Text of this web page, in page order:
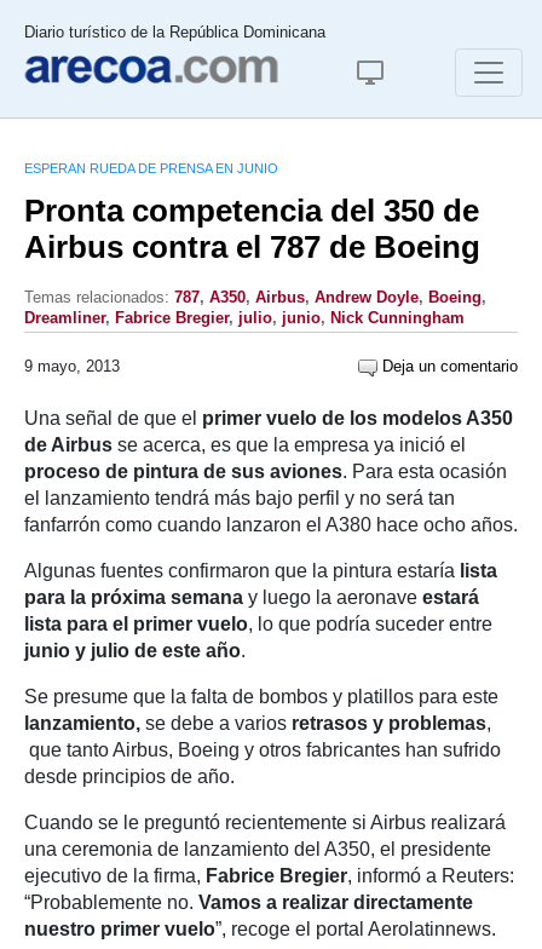
Diario turístico de la República Dominicana
ESPERAN RUEDA DE PRENSA EN JUNIO
Pronta competencia del 350 de
Airbus contra el 787 de Boeing
Temas relacionados: 787, A350, Airbus, Andrew Doyle, Boeing,
Dreamliner, Fabrice Bregier, julio, junio, Nick Cunningham
9 mayo, 2013 Deja un comentario
Una señal de que el primer vuelo de los modelos A350
de Airbus se acerca, es que la empresa ya inició el
proceso de pintura de sus aviones. Para esta ocasión
el lanzamiento tendrá más bajo perfil y no será tan
fanfarrón como cuando lanzaron el A380 hace ocho años.
Algunas fuentes confirmaron que la pintura estaría lista
para la próxima semana y luego la aeronave estará
lista para el primer vuelo, lo que podría suceder entre
junio y julio de este año.
Se presume que la falta de bombos y platillos para este
lanzamiento, se debe a varios retrasos y problemas,
que tanto Airbus, Boeing y otros fabricantes han sufrido
desde principios de año.
Cuando se le preguntó recientemente si Airbus realizará
una ceremonia de lanzamiento del A350, el presidente
ejecutivo de la firma, Fabrice Bregier, informó a Reuters:
“Probablemente no. Vamos a realizar directamente
nuestro primer vuelo”, recoge el portal Aerolatinnews.